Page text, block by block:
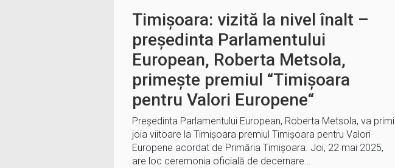
Timișoara: vizită la nivel înalt –
președinta Parlamentului
European, Roberta Metsola,
primește premiul “Timișoara
pentru Valori Europene“
Președinta Parlamentului European, Roberta Metsola, va primi
joia viitoare la Timișoara premiul Timișoara pentru Valori
Europene acordat de Primăria Timișoara. Joi, 22 mai 2025,
are loc ceremonia oficială de decernare…